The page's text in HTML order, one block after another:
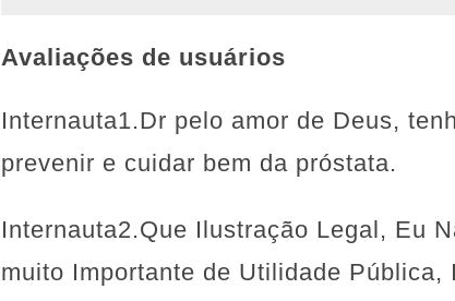
Avaliações de usuários
Internauta1.Dr pelo amor de Deus,
prevenir e cuidar bem da próstata.
Internauta2.Que Ilustração Legal, Eu
muito Importante de Utilidade